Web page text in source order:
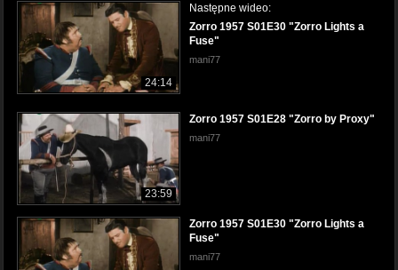
24:14
Następne wideo:
Zorro 1957 S01E30 "Zorro Lights a
Fuse"
mani77
23:59
Zorro 1957 S01E28 "Zorro by Proxy"
mani77
Zorro 1957 S01E30 "Zorro Lights a
Fuse"
mani77